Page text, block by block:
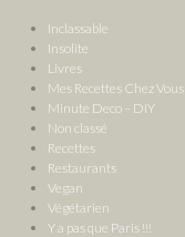
Inclassable
Insolite
Livres
Mes Recettes Chez Vous
Minute Deco – DIY
Non classé
Recettes
Restaurants
Vegan
Végétarien
Y a pas que Paris !!!